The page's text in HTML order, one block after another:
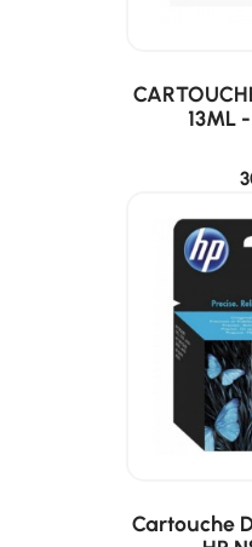
13ML
Cartouche